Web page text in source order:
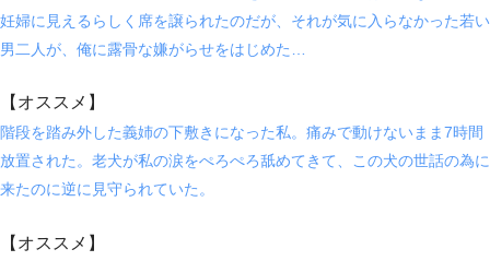
さっき嫁から、「愛しています」ってメールが届いた。俺も「愛
してます」って送ったら
【衝撃】嫁父の会社に勤続１０年、手取り１４万 → 俺「２２万も
「離婚！（激怒」
義兄嫁「娘が大学に入ったら下宿させて」私「しつこい、学校斡
妊婦に見えるらしく席を譲られたのだが、それが気に入らなかった若い
男二人が、俺に露骨な嫌がらせをはじめた…
【オススメ】
階段を踏み外した義姉の下敷きになった私。痛みで動けないまま7時間
放置された。老犬が私の涙をぺろぺろ舐めてきて、この犬の世話の為に
来たのに逆に見守られていた。
【オススメ】